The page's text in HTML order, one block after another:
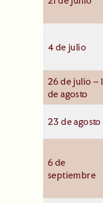
4 de julio
26 de julio – 1
de agosto
23 de agosto
6 de
septiembre